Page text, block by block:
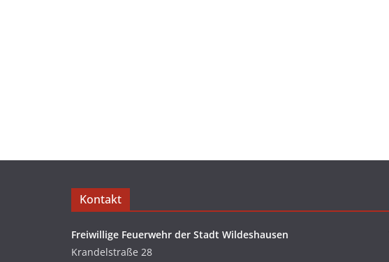
Kontakt
Freiwillige Feuerwehr der Stadt Wildeshausen
Krandelstraße 28